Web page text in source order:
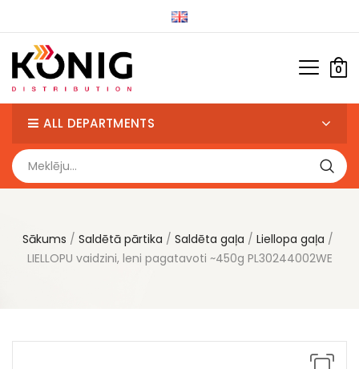
0
ALL DEPARTMENTS
Sākums Saldētā pārtika Saldēta gaļa
Liellopa gaļa
LIELLOPU vaidzini, leni pagatavoti ~450g PL30244002WE